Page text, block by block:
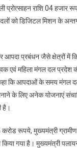
प्रोत्साहन राशि 04
को डिजिटल मिशन के
आपदा प्रबंधन जैसे क्षेत्रों में
एवं महिला मंगल दल
कि आपदाओं के समय मंगल
के लिए अनेक योजनाएं
है।
रूपये, मुख्यमंत्री
गया है। मुख्यमंत्री